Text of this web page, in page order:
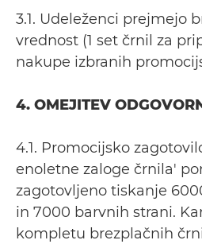
3.1. Udeleženci prejmejo
vrednost (1 set črnil za
nakupe izbranih
4. OMEJITEV
4.1. Promocijsko
enoletne zaloge črnila'
zagotovljeno tiskanje
in 7000 barvnih strani.
kompletu brezplačnih